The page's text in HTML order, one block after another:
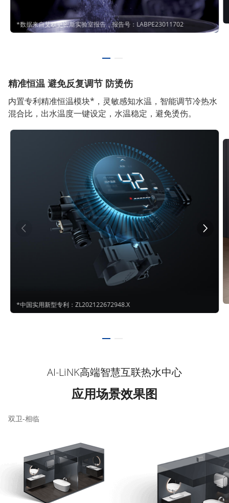
*数据来自艾欧史密斯实验室报告，报告号：LABPE23011702
精准恒温 避免反复调节 防烫伤
内置专利精准恒温模块*，灵敏感知水温，智能调节冷热水
混合比，出水温度一键设定，水温稳定，避免烫伤。
*中国实用新型专利：ZL202122672948.X
AI-LiNK高端智慧互联热水中心
应用场景效果图
双卫-相临